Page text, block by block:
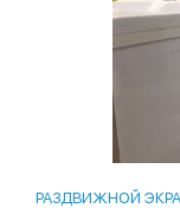
РАЗДВИЖНОЙ